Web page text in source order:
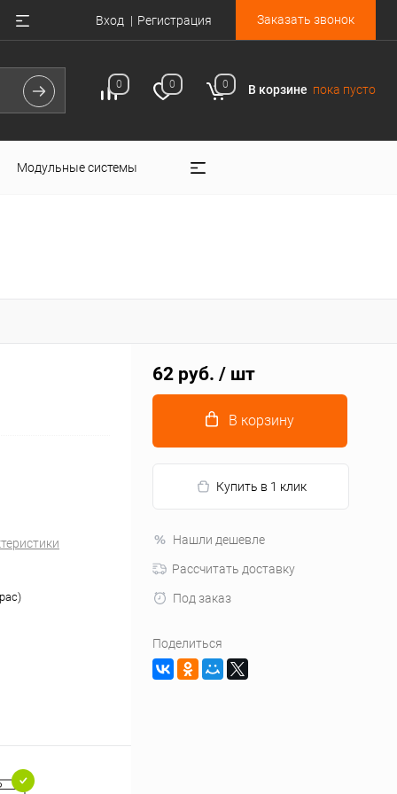
Вход Регистрация Заказать звонок
0 0 0 В корзине пока пусто
Модульные системы
62 руб. / шт
В корзину
Купить в 1 клик
Нашли дешевле
Рассчитать доставку
Под заказ
Поделиться